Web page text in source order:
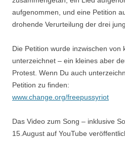
aufgenommen, und eine Petition
drohende Verurteilung der drei
Die Petition wurde inzwischen von
unterzeichnet – ein kleines aber
Protest. Wenn Du auch
Petition zu finden:
www.change.org/freepussyriot
Das Video zum Song – inklusive
15.August auf YouTube